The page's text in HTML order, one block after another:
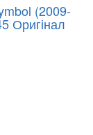
(2009-
Оригінал